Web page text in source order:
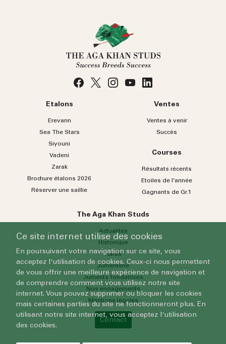
Etalons
Erevann
Sea TheStars
Siyouni
Vadeni
Zarak
Brochure étalons 2026
Réserver une saillie
Ventes
Ventes à venir
Succès
Courses
Résultats récents
Etoiles de l’année
Gagnants de Gr.1
The Aga Khan Studs
Actualités
Historique
Haras
Jumenterie
Juments fondatrices
Nos engagements
Mentions légales
Contact
Ce site internet utilise des cookies
En poursuivant votre navigation sur ce site, vous
acceptez l'utilisation de cookies. Ceux-ci nous permettent
de vous offrir une meilleure expérience de navigation et
de comprendre comment vous utilisez notre site
internet. Vous pouvez supprimer ou bloquer les cookies
mais certaines parties du site ne fonctionneront plus. En
utilisant notre site internet, vous acceptez l'utilisation
des cookies.